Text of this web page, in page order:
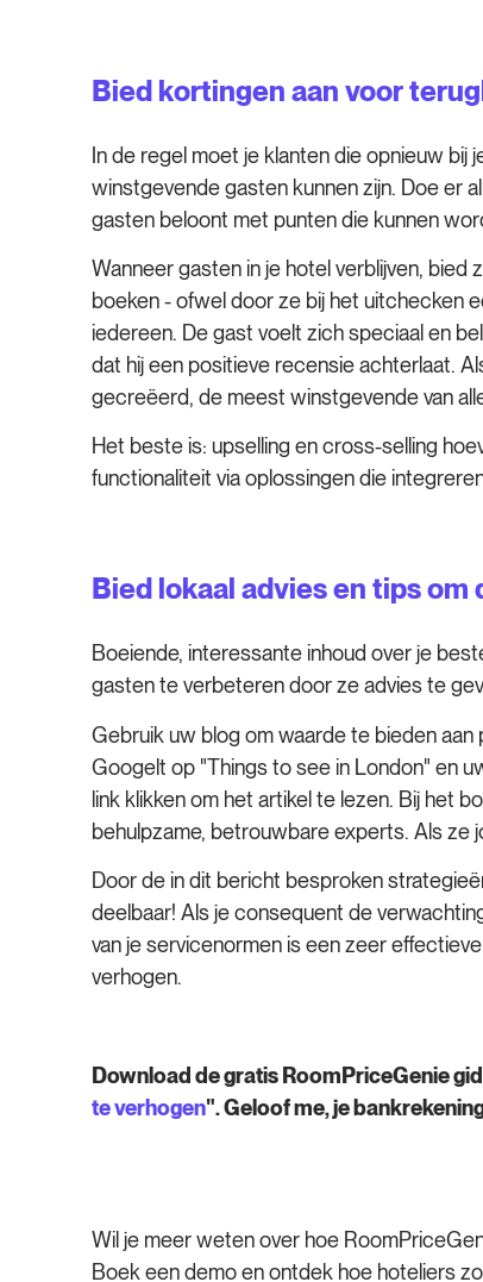
Bied kortingen aan voor
In de regel moet je klanten die opnieuw
winstgevende gasten kunnen zijn. Doe er
gasten beloont met punten die kunnen
Wanneer gasten in je hotel verblijven,
boeken - ofwel door ze bij het uitchecken
iedereen. De gast voelt zich speciaal en
dat hij een positieve recensie achterlaat.
gecreëerd, de meest winstgevende van
Het beste is: upselling en cross-selling
functionaliteit via oplossingen die
Bied lokaal advies en tips
Boeiende, interessante inhoud over je
gasten te verbeteren door ze advies te
Gebruik uw blog om waarde te bieden
Googelt op "Things to see in London" en
link klikken om het artikel te lezen. Bij het
behulpzame, betrouwbare experts. Als ze
Door de in dit bericht besproken
deelbaar! Als je consequent de
van je servicenormen is een zeer
verhogen.
Download de gratis RoomPriceGenie
te verhogen". Geloof me, je
Wil je meer weten over hoe
Boek een demo en ontdek hoe hoteliers